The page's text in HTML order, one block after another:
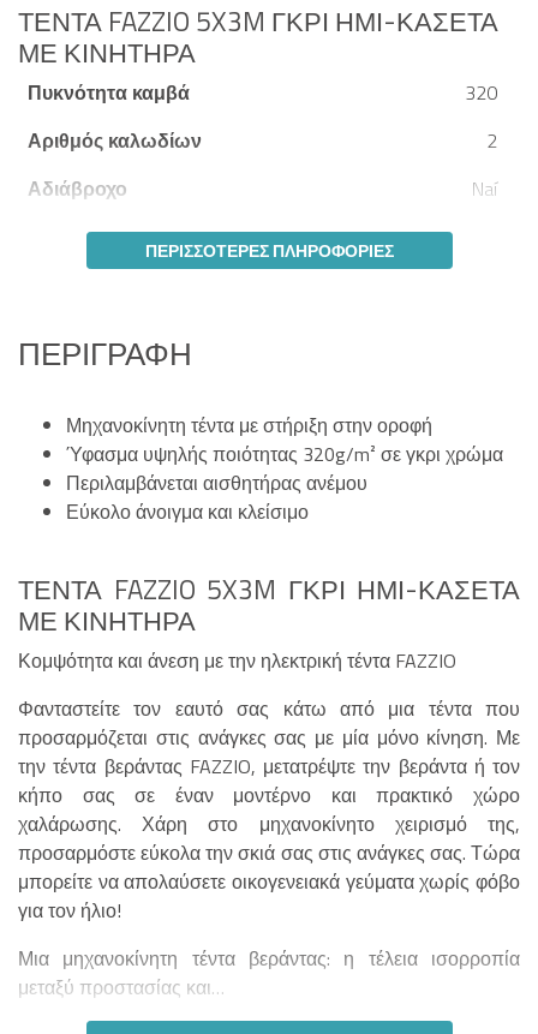
ΤΈΝΤΑ FAZZIO 5X3M ΓΚΡΙ ΗΜΙ-ΚΑΣΈΤΑ
ΜΕ ΚΙΝΗΤΉΡΑ
Πυκνότητα καμβά
320
Αριθμός καλωδίων
2
Αδιάβροχο
Naí
ΠΕΡΙΣΣΌΤΕΡΕΣ ΠΛΗΡΟΦΟΡΊΕΣ
ΠΕΡΙΓΡΑΦΉ
Μηχανοκίνητη τέντα με στήριξη στην οροφή
Ύφασμα υψηλής ποιότητας 320g/m² σε γκρι χρώμα
Περιλαμβάνεται αισθητήρας ανέμου
Εύκολο άνοιγμα και κλείσιμο
ΤΈΝΤΑ FAZZIO 5X3M ΓΚΡΙ ΗΜΙ-ΚΑΣΈΤΑ
ΜΕ ΚΙΝΗΤΉΡΑ
Κομψότητα και άνεση με την ηλεκτρική τέντα FAZZIO
Φανταστείτε τον εαυτό σας κάτω από μια τέντα που
προσαρμόζεται στις ανάγκες σας με μία μόνο κίνηση. Με
την τέντα βεράντας FAZZIO, μετατρέψτε την βεράντα ή τον
κήπο σας σε έναν μοντέρνο και πρακτικό χώρο
χαλάρωσης. Χάρη στο μηχανοκίνητο χειρισμό της,
προσαρμόστε εύκολα την σκιά σας στις ανάγκες σας. Τώρα
μπορείτε να απολαύσετε οικογενειακά γεύματα χωρίς φόβο
για τον ήλιο!
Μια μηχανοκίνητη τέντα βεράντας: η τέλεια ισορροπία
μεταξύ προστασίας και…